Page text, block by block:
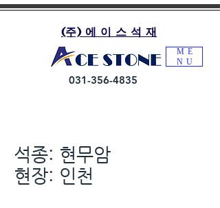
(주) 에 이 스 석 재
031-356-4835
ME
NU
석종: 현무암
​현장: 인천